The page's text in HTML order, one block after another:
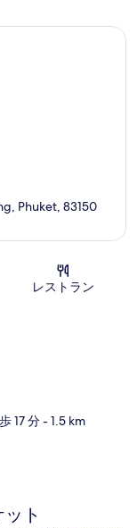
Phuket, 83150
レストラン
17 分- 1.5 km
ト